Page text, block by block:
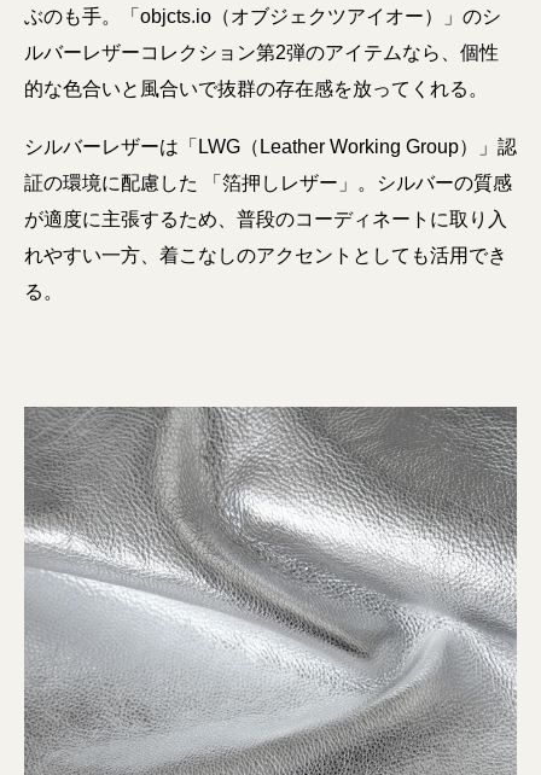
ぶのも手。「objcts.io（オブジェクツアイオー）」のシ
ルバーレザーコレクション第2弾のアイテムなら、個性
的な色合いと風合いで抜群の存在感を放ってくれる。
シルバーレザーは「LWG（Leather Working Group）」認
証の環境に配慮した 「箔押しレザー」。シルバーの質感
が適度に主張するため、普段のコーディネートに取り入
れやすい一方、着こなしのアクセントとしても活用でき
る。